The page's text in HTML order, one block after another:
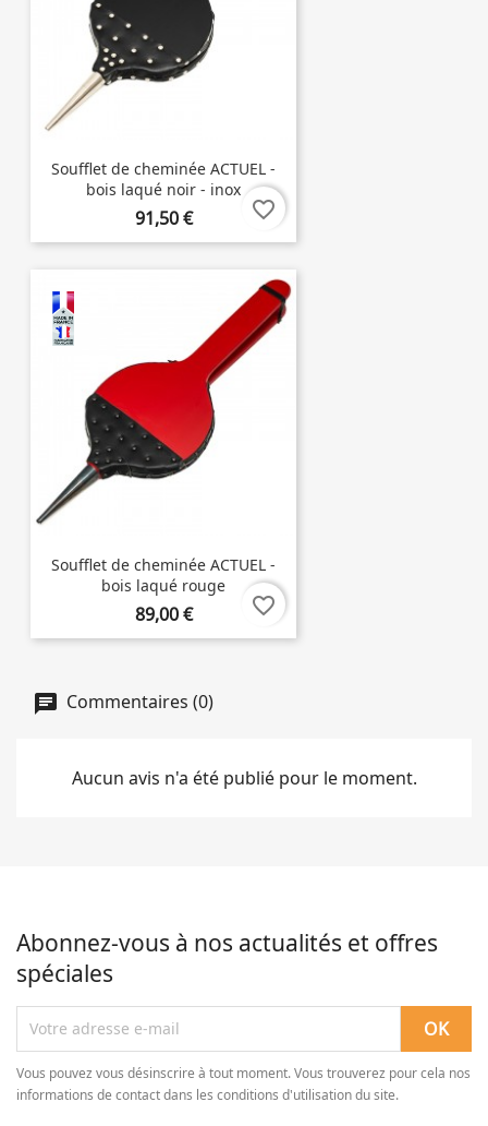
Soufflet de cheminée ACTUEL -
bois laqué noir - inox
91,50 € favorite_border
Soufflet de cheminée ACTUEL -
bois laqué rouge
89,00 € favorite_border
Commentaires (0)
Aucun avis n'a été publié pour le moment.
Abonnez-vous à nos actualités et offres
spéciales
Vous pouvez vous désinscrire à tout moment. Vous trouverez pour cela nos
informations de contact dans les conditions d'utilisation du site.